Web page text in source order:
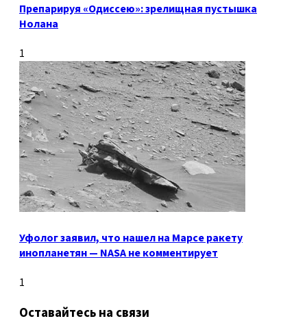
Препарируя «Одиссею»: зрелищная пустышка
Нолана
1
Уфолог заявил, что нашел на Марсе ракету
инопланетян — NASA не комментирует
1
Оставайтесь на связи